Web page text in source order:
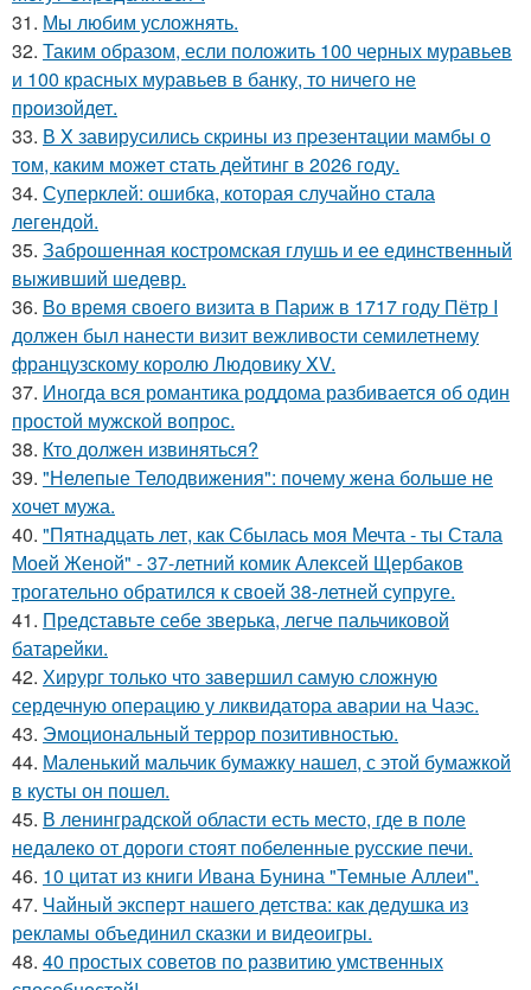
31. Мы любим усложнять.
32. Таким образом, если положить 100 черных муравьев
и 100 красных муравьев в банку, то ничего не
произойдет.
33. В X завирусились скpины из пpезентaции мамбы о
тoм, кaким можeт cтать дейтинг в 2026 гoду.
34. Суперклей: ошибка, которая случайно стала
легендой.
35. Заброшенная костромская глушь и ее единственный
выживший шедевр.
36. Во время своего визита в Париж в 1717 году Пётр I
должен был нанести визит вежливости семилетнему
французскому королю Людовику XV.
37. Иногда вся романтика роддома разбивается об один
простой мужской вопрос.
38. Кто должен извиняться?
39. "Нелепые Телодвижения": почему жена больше не
хочет мужа.
40. "Пятнадцать лет, как Сбылась моя Мечта - ты Стала
Моей Женой" - 37-летний комик Алексей Щербаков
трогательно обратился к своей 38-летней супруге.
41. Представьте себе зверька, легче пальчиковой
батарейки.
42. Хирург только что завершил самую сложную
сердечную операцию у ликвидатора аварии на Чаэс.
43. Эмоциональный террор позитивностью.
44. Маленький мальчик бумажку нашел, с этой бумажкой
в кусты он пошел.
45. В ленинградской области есть место, где в поле
недалеко от дороги стоят побеленные русские печи.
46. 10 цитат из книги Ивана Бунина "Темные Аллеи".
47. Чайный эксперт нашего детства: как дедушка из
рекламы объединил сказки и видеоигры.
48. 40 простых советов по развитию умственных